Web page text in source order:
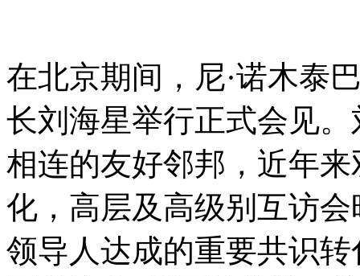
在北京期间，尼·诺木泰
长刘海星举行正式会见
相连的友好邻邦，近年
化，高层及高级别互访
领导人达成的重要共识